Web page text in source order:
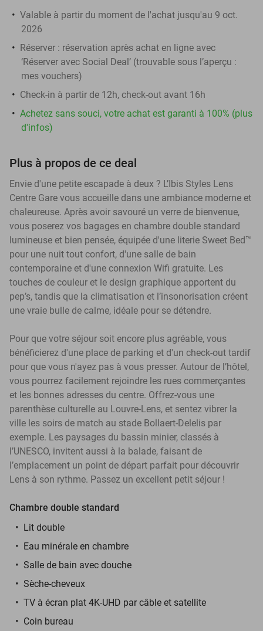
Valable à partir du moment de l'achat jusqu'au 9 oct.
2026
Réserver : réservation après achat en ligne avec
‘Réserver avec Social Deal’ (trouvable sous l’aperçu :
mes vouchers)
Check-in à partir de 12h, check-out avant 16h
Achetez sans souci, votre achat est garanti à 100% (plus
d'infos)
Plus à propos de ce deal
Envie d'une petite escapade à deux ? L’Ibis Styles Lens
Centre Gare vous accueille dans une ambiance moderne et
chaleureuse. Après avoir savouré un verre de bienvenue,
vous poserez vos bagages en chambre double standard
lumineuse et bien pensée, équipée d'une literie Sweet Bed™
pour une nuit tout confort, d'une salle de bain
contemporaine et d'une connexion Wifi gratuite. Les
touches de couleur et le design graphique apportent du
pep’s, tandis que la climatisation et l’insonorisation créent
une vraie bulle de calme, idéale pour se détendre.
Pour que votre séjour soit encore plus agréable, vous
bénéficierez d'une place de parking et d'un check-out tardif
pour que vous n'ayez pas à vous presser. Autour de l’hôtel,
vous pourrez facilement rejoindre les rues commerçantes
et les bonnes adresses du centre. Offrez-vous une
parenthèse culturelle au Louvre-Lens, et sentez vibrer la
ville les soirs de match au stade Bollaert-Delelis par
exemple. Les paysages du bassin minier, classés à
l’UNESCO, invitent aussi à la balade, faisant de
l’emplacement un point de départ parfait pour découvrir
Lens à son rythme. Passez un excellent petit séjour !
Chambre double standard
Lit double
Eau minérale en chambre
Salle de bain avec douche
Sèche-cheveux
TV à écran plat 4K-UHD par câble et satellite
Coin bureau